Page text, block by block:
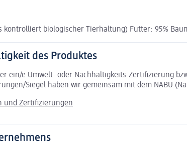
kontrolliert biologischer Tierhaltung) Futter: 95%
des Produktes
ein/e Umwelt- oder Nachhaltigkeits-Zertifizierung
Siegel haben wir gemeinsam mit dem NABU
und Zertifizierungen